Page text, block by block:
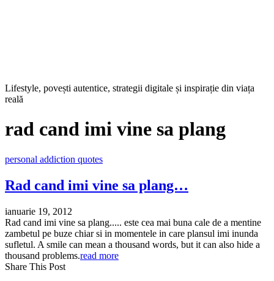
Lifestyle, povești autentice, strategii digitale și inspirație din viața
reală
rad cand imi vine sa plang
personal addiction quotes
Rad cand imi vine sa plang…
ianuarie 19, 2012
Rad cand imi vine sa plang..... este cea mai buna cale de a mentine
zambetul pe buze chiar si in momentele in care plansul imi inunda
sufletul. A smile can mean a thousand words, but it can also hide a
thousand problems.read more
Share This Post